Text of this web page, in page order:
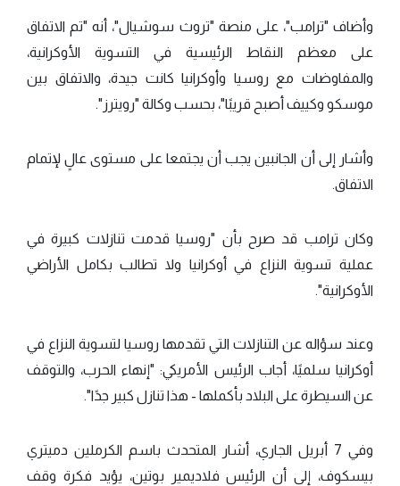
وأضاف "ترامب"، على منصة "تروث سوشيال"، أنه "تم الاتفاق
على معظم النقاط الرئيسية في التسوية الأوكرانية،
والمفاوضات مع روسيا وأوكرانيا كانت جيدة، والاتفاق بين
موسكو وكييف أصبح قريبًا"، بحسب وكالة "رويترز".
وأشار إلى أن الجانبين يجب أن يجتمعا على مستوى عالٍ لإتمام
الاتفاق.
وكان ترامب قد صرح بأن "روسيا قدمت تنازلات كبيرة في
عملية تسوية النزاع في أوكرانيا ولا تطالب بكامل الأراضي
الأوكرانية".
وعند سؤاله عن التنازلات التي تقدمها روسيا لتسوية النزاع في
أوكرانيا سلميًا، أجاب الرئيس الأمريكي: "إنهاء الحرب، والتوقف
عن السيطرة على البلاد بأكملها - هذا تنازل كبير جدًا".
وفي 7 أبريل الجاري، أشار المتحدث باسم الكرملين دميتري
بيسكوف، إلى أن الرئيس فلاديمير بوتين، يؤيد فكرة وقف